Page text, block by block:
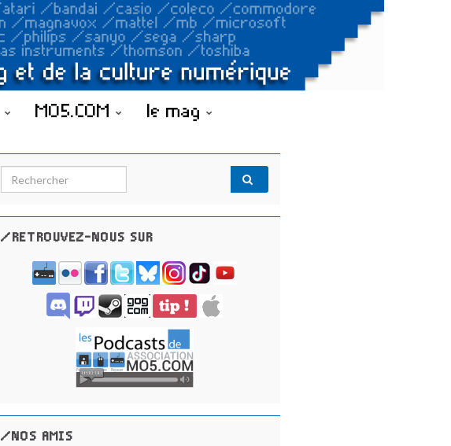
MO5.COM le mag
Search for:
/RETROUVEZ-NOUS SUR
/NOS AMIS